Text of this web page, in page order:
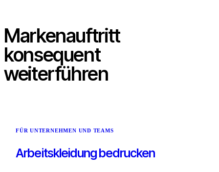
Markenauftritt
konsequent
weiterführen
FÜR UNTERNEHMEN UND TEAMS
Arbeitskleidung bedrucken